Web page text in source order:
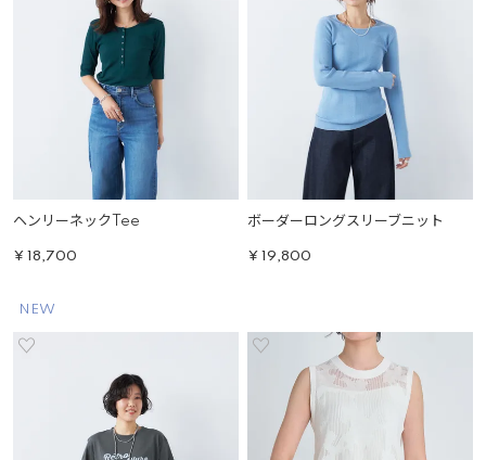
ヘンリーネックTee
¥ 18,700
ボーダーロングスリーブニット
¥ 19,800
NEW